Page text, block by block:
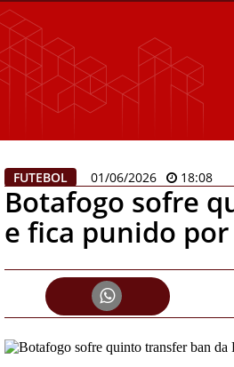
FUTEBOL 01/06/2026 18:08
Botafogo sofre
e fica punido